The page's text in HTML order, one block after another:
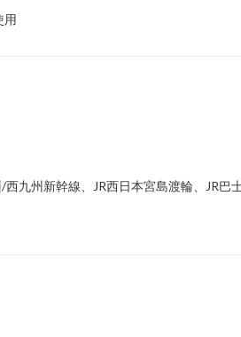
用
九州新幹線、JR西日本宮島渡輪、JR巴